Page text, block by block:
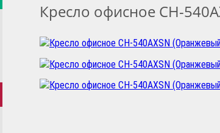
Кресло офисное CH-